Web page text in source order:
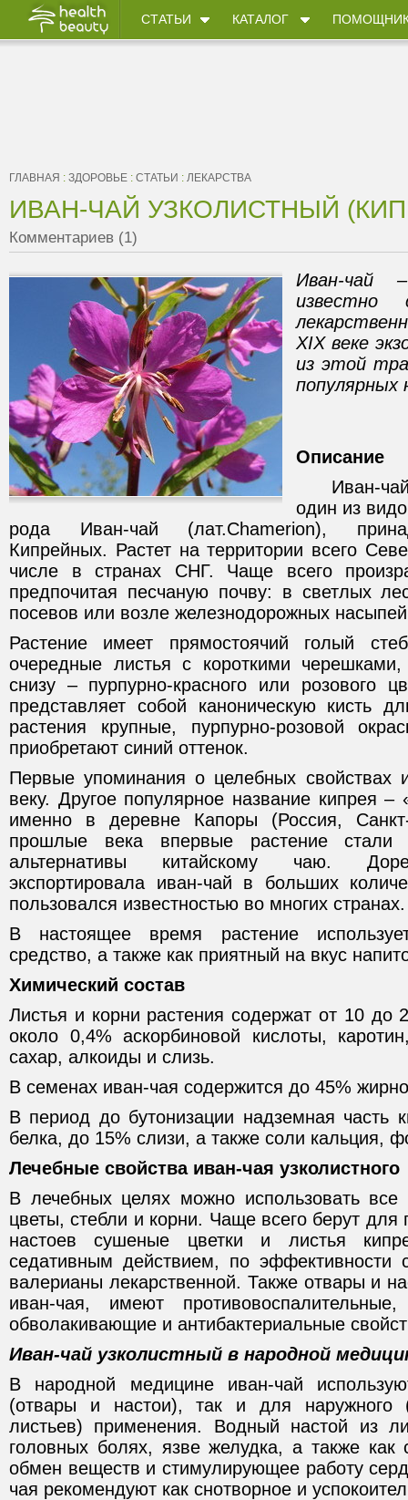
СТАТЬИ КАТАЛОГ
ГЛАВНАЯ : ЗДОРОВЬЕ : СТАТЬИ : ЛЕКАРСТВА
ИВАН-ЧАЙ УЗКОЛИСТНЫЙ
Комментариев (1)
Иван-чай
известно
XIX веке
из этой
популярных
Описание
Иван-чай
один из
рода Иван-чай (лат.Chamerion),
Кипрейных. Растет на территории всего
числе в странах СНГ. Чаще всего
предпочитая песчаную почву: в светлых
посевов или возле железнодорожных
Растение имеет прямостоячий голый
очередные листья с короткими черешками,
снизу – пурпурно-красного или розового
представляет собой каноническую кисть
растения крупные, пурпурно-розовой
приобретают синий оттенок.
Первые упоминания о целебных свойствах
веку. Другое популярное название кипрея –
именно в деревне Капоры (Россия,
прошлые века впервые растение стали
альтернативы китайскому чаю.
экспортировала иван-чай в больших
пользовался известностью во многих странах.
В настоящее время растение
средство, а также как приятный на вкус
Химический состав
Листья и корни растения содержат от 10 до
около 0,4% аскорбиновой кислоты,
сахар, алкоиды и слизь.
В семенах иван-чая содержится до 45%
В период до бутонизации надземная часть
белка, до 15% слизи, а также соли кальция,
Лечебные свойства иван-чая узколистного
В лечебных целях можно использовать все
цветы, стебли и корни. Чаще всего берут для
настоев сушеные цветки и листья
седативным действием, по эффективности
валерианы лекарственной. Также отвары и
иван-чая, имеют
обволакивающие и антибактериальные
Иван-чай узколистный в народной
В народной медицине иван-чай
(отвары и настои), так и для наружного
листьев) применения. Водный настой из
головных болях, язве желудка, а также как
обмен веществ и стимулирующее работу
чая рекомендуют как снотворное и